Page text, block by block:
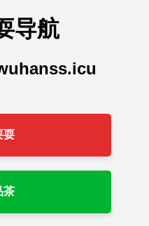
导航
耍
茶